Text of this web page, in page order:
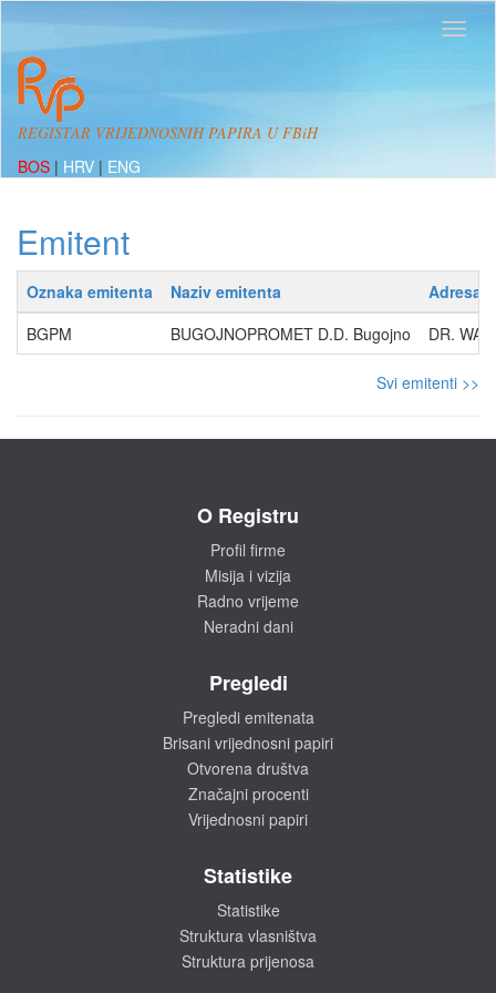
REGISTAR VRIJEDNOSNIH PAPIRA U FBiH
BOS | HRV | ENG
Emitent
Oznaka emitenta Naziv emitenta
Adresa
BGPM
BUGOJNOPROMET D.D. Bugojno DR.
Svi emitenti >>
O Registru
Profil firme
Misija i vizija
Radno vrijeme
Neradni dani
Pregledi
Pregledi emitenata
Brisani vrijednosni papiri
Otvorena društva
Značajni procenti
Vrijednosni papiri
Statistike
Statistike
Struktura vlasništva
Struktura prijenosa